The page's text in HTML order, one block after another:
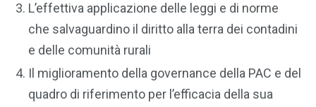
L’effettiva applicazione delle leggi e di norme
che salvaguardino il diritto alla terra dei contadini
e delle comunità rurali
Il miglioramento della governance della PAC e del
quadro di riferimento per l’efficacia della sua